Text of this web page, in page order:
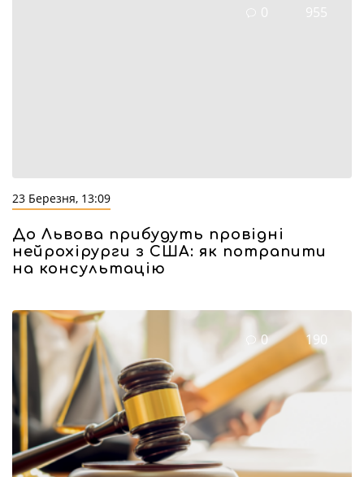
0 955
23 Березня, 13:09
До Львова прибудуть провідні
нейрохірурги з США: як потрапити
на консультацію
0 190